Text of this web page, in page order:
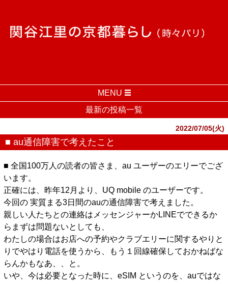
MENU
最新の投稿一覧
2022/07/05(火)
■ au通信障害で考えたこと
■ 全国100万人の読者の皆さま、au ユーザーのエリーでござ
います。
正確には、昨年12月より、UQ mobile のユーザーです。
今回の 実質まる3日間のauの通信障害で考えました。
親しい人たちとの連絡はメッセンジャーかLINEでできるか
らまずは問題ないとしても、
わたしの場合はお店への予約やクラブエリーに関するやりと
りでやはり電話を使うから、もう１回線確保しておかねばな
らんかもなあ、、と。
いや、今は必要となった時に、eSIM というのを、auではな